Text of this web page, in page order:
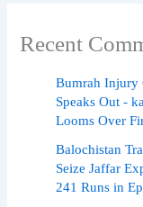
Recent
Bumrah Injury
Speaks Out -
Looms Over
Balochistan
Seize Jaffar
241 Runs in